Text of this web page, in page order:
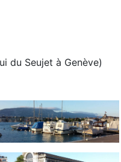
du Seujet à Genève)